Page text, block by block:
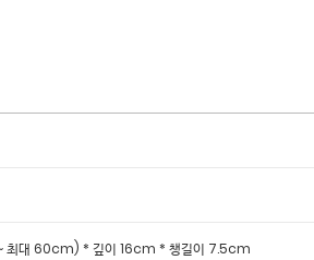
대 60cm) * 깊이 16cm * 챙길이 7.5cm